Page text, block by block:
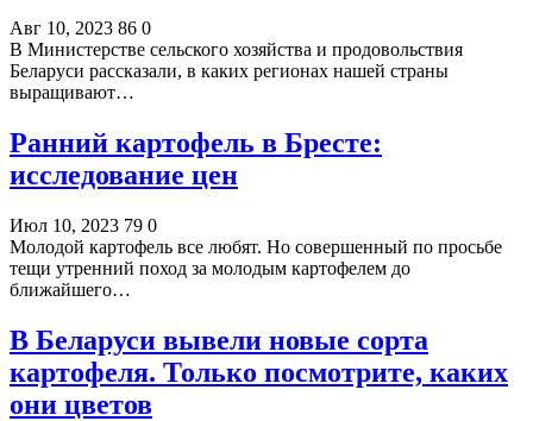
Авг 10, 2023 86 0
В Министерстве сельского хозяйства и продовольствия
Беларуси рассказали, в каких регионах нашей страны
выращивают…
Ранний картофель в Бресте:
исследование цен
Июл 10, 2023 79 0
Молодой картофель все любят. Но совершенный по просьбе
тещи утренний поход за молодым картофелем до
ближайшего…
В Беларуси вывели новые сорта
картофеля. Только посмотрите, каких
они цветов